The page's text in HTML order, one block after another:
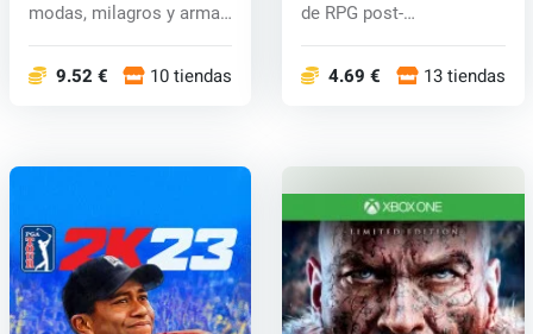
modas, milagros y armas
9.52 € 10 tiendas
de RPG post-
4.69 € 13 tiendas